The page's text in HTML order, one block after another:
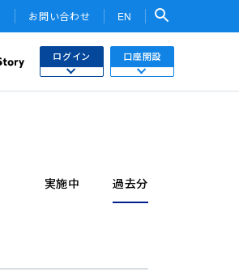
お問い合わせ EN
検索
パスワード
ログイン 口座開設
口座・NISA口座開設
実施中 過去分